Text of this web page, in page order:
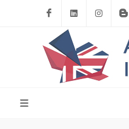
FacebookLinkedin